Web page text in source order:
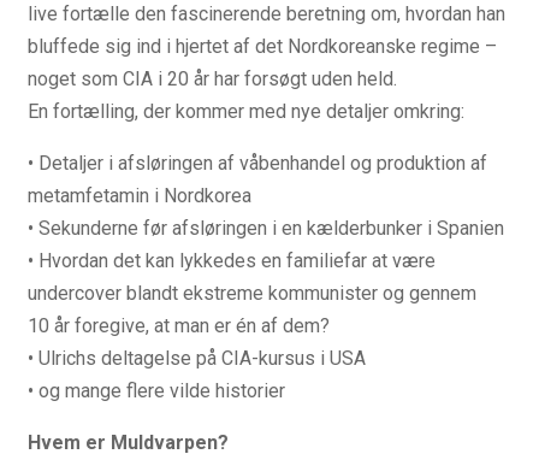
live fortælle den fascinerende beretning om, hvordan han
bluffede sig ind i hjertet af det Nordkoreanske regime –
noget som CIA i 20 år har forsøgt uden held.
En fortælling, der kommer med nye detaljer omkring:
• Detaljer i afsløringen af våbenhandel og produktion af
metamfetamin i Nordkorea
• Sekunderne før afsløringen i en kælderbunker i Spanien
• Hvordan det kan lykkedes en familiefar at være
undercover blandt ekstreme kommunister og gennem
10 år foregive, at man er én af dem?
• Ulrichs deltagelse på CIA-kursus i USA
• og mange flere vilde historier
Hvem er Muldvarpen?